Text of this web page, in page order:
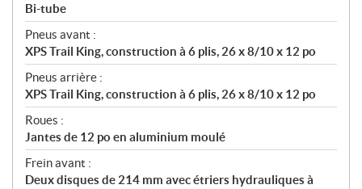
Bi-tube
Pneus avant :
XPS Trail King, construction à 6 plis, 26 x 8/10 x 12 po
Pneus arrière :
XPS Trail King, construction à 6 plis, 26 x 8/10 x 12 po
Roues :
Jantes de 12 po en aluminium moulé
Frein avant :
Deux disques de 214 mm avec étriers hydrauliques à